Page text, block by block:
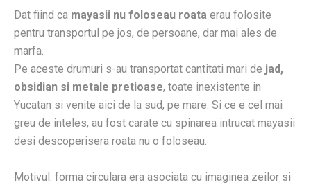
Dat fiind ca mayasii nu foloseau roata erau folosite
pentru transportul pe jos, de persoane, dar mai ales de
marfa.
Pe aceste drumuri s-au transportat cantitati mari de jad,
obsidian si metale pretioase, toate inexistente in
Yucatan si venite aici de la sud, pe mare. Si ce e cel mai
greu de inteles, au fost carate cu spinarea intrucat mayasii
desi descoperisera roata nu o foloseau.
Motivul: forma circulara era asociata cu imaginea zeilor si